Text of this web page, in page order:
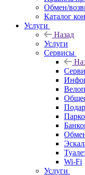
Обмен/
Каталог
Услуги
Назад
Услуги
Сервисы
Wi-Fi
Услуги